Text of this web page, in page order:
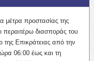
προστασίας της
περαιτέρω διασποράς του
Επικράτειας από την
06:00 έως και τη